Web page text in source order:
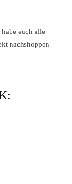
euch alle
nachshoppen